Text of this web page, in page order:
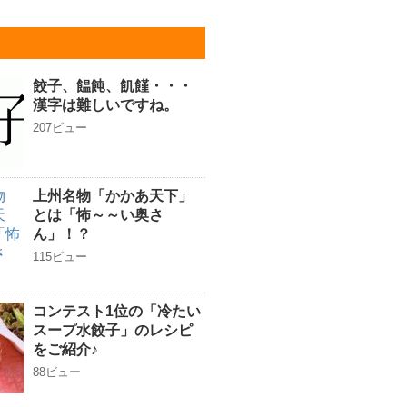
餃子、饂飩、飢饉・・・
漢字は難しいですね。
207ビュー
上州名物「かかあ天下」
とは「怖～～い奥さ
ん」！？
115ビュー
コンテスト1位の「冷たい
スープ水餃子」のレシピ
をご紹介♪
88ビュー